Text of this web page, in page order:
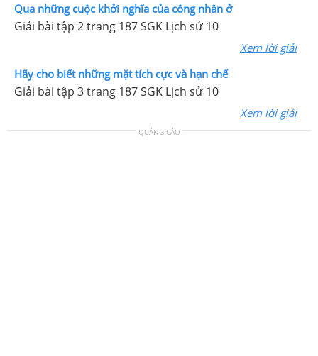
Qua những cuộc khởi nghĩa của công nhân ở
Giải bài tập 2 trang 187 SGK Lịch sử 10
Xem lời giải
Hãy cho biết những mặt tích cực và hạn chế
Giải bài tập 3 trang 187 SGK Lịch sử 10
Xem lời giải
QUẢNG CÁO